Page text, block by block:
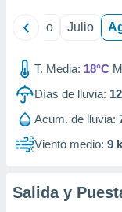
Junio Julio
T. Media: 18°C
Días de lluvia: 12
Acum. de lluvia:
Viento medio: 9
Salida y